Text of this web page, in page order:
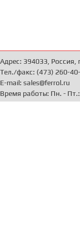
Адрес: 394033,
Тел./факс: (473) 260-
E-mail: sales@ferrol.ru
Время работы: Пн. -